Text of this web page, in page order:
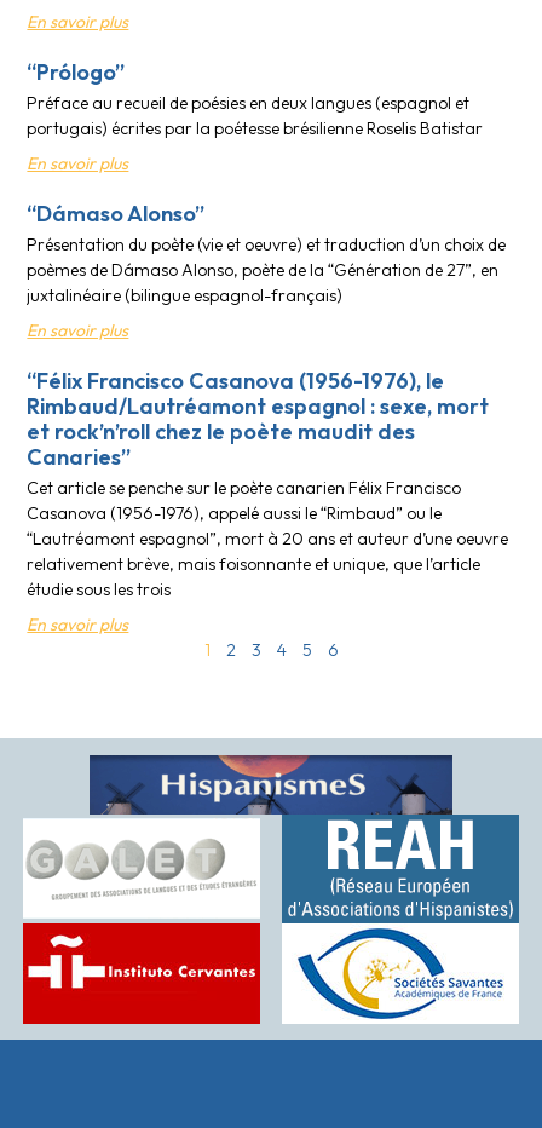
En savoir plus
“Prólogo”
Préface au recueil de poésies en deux langues (espagnol et
portugais) écrites par la poétesse brésilienne Roselis Batistar
En savoir plus
“Dámaso Alonso”
Présentation du poète (vie et oeuvre) et traduction d’un choix de
poèmes de Dámaso Alonso, poète de la “Génération de 27”, en
juxtalinéaire (bilingue espagnol-français)
En savoir plus
“Félix Francisco Casanova (1956-1976), le
Rimbaud/Lautréamont espagnol : sexe, mort
et rock’n’roll chez le poète maudit des
Canaries”
Cet article se penche sur le poète canarien Félix Francisco
Casanova (1956-1976), appelé aussi le “Rimbaud” ou le
“Lautréamont espagnol”, mort à 20 ans et auteur d’une oeuvre
relativement brève, mais foisonnante et unique, que l’article
étudie sous les trois
En savoir plus
1
2 3 4 5 6